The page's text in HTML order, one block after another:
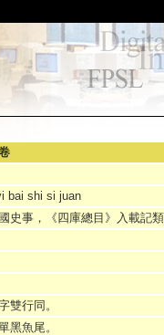
bai shi si juan
史事，《四庫總目》入載記類
雙行同。
黑魚尾。